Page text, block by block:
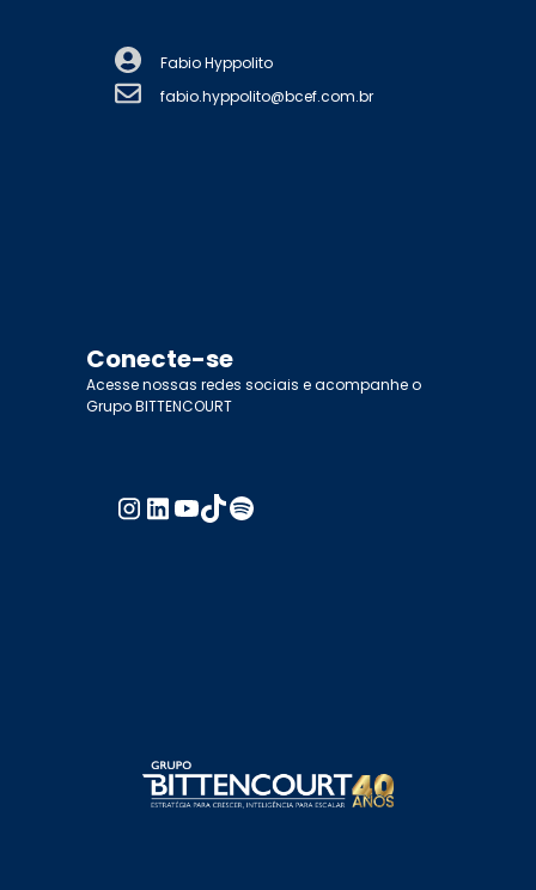
Fabio Hyppolito
fabio.hyppolito@bcef.com.br
Conecte-se
Acesse nossas redes sociais e acompanhe o
Grupo BITTENCOURT